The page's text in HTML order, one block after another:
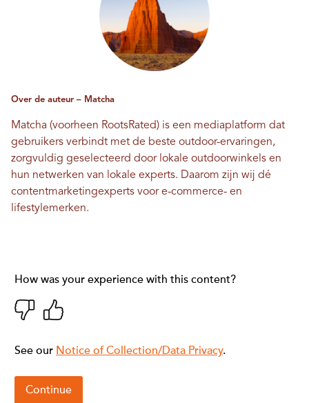
Over de auteur – Matcha
Matcha (voorheen RootsRated) is een mediaplatform dat
gebruikers verbindt met de beste outdoor-ervaringen,
zorgvuldig geselecteerd door lokale outdoorwinkels en
hun netwerken van lokale experts. Daarom zijn wij dé
contentmarketingexperts voor e-commerce- en
lifestylemerken.